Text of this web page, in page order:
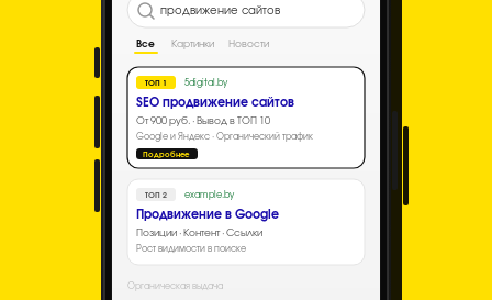
продвижение сайтов
Все Картинки Новости
ТОП 1 5digital.by
SEO продвижение сайтов
От 900 руб. · Вывод в ТОП 10
Google и Яндекс · Органический трафик
Подробнее
ТОП 2 example.by
Продвижение в Google
Позиции · Контент · Ссылки
Рост видимости в поиске
Органическая выдача